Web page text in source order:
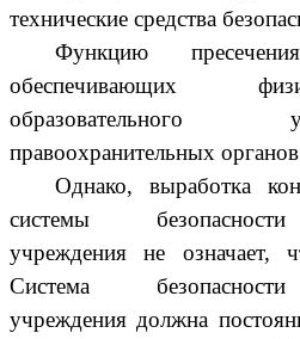
технические средства
Функцию
обеспечивающих
правоохранительных
Однако, выработка
системы безопасности
учреждения не означает,
Система безопасности
учреждения должна